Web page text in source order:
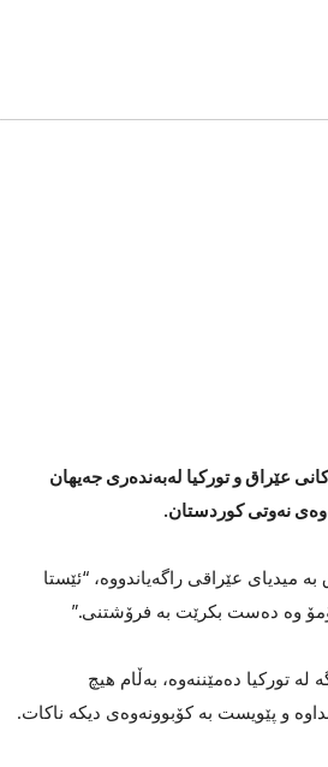
عێراق و تورکیا لەبەندەری جەیهان
نەوتی کوردستان.
نەوتی عێراق بە میدیای عێراقی راگەیاندووە، “ئێستا
وە دەست بکرێت بە فرۆشتنی.”
تورکیا دەمێننەوە، بەڵام هیچ
و پێویست بە کۆبوونەوەی دیکە ناکات.